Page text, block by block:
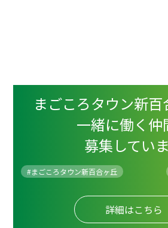
まごころタウン新
一緒に働く仲
募集してい
#まごころタウン新百合ヶ丘
詳細はこちら